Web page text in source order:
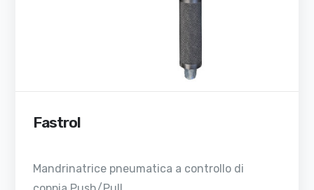
Fastrol
Mandrinatrice pneumatica a controllo di